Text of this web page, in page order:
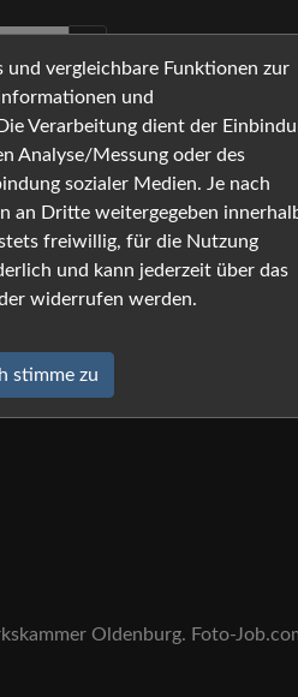
Oldenburg. Foto-
und vergleichbare Funktionen zur
und
Verarbeitung dient der
Analyse/Messung oder des
sozialer Medien. Je nach
an Dritte weitergegeben
freiwillig, für die Nutzung
und kann jederzeit über das
widerrufen werden.
stimme zu